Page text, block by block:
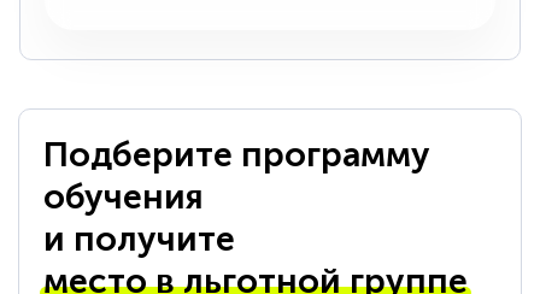
Подберите программу
обучения
и получите
место в льготной группе